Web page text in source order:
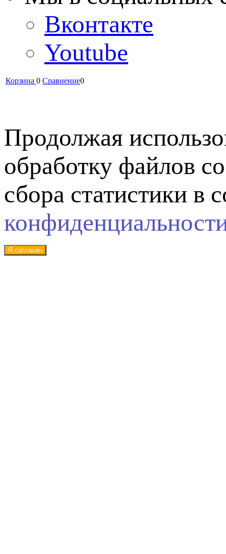
Вконтакте
Youtube
Корзина 0 Сравнение0
Продолжая
обработку файлов
сбора статистики в
Я согласен